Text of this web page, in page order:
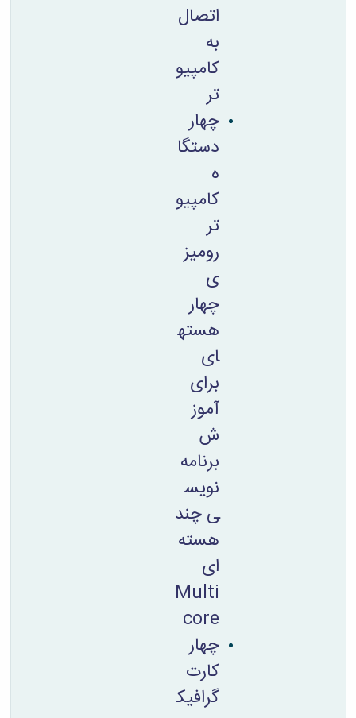
اتصال
به
کامپیو
تر
چهار
دستگا
ه
کامپیو
تر
رومیز
ی
چهار
هسته
ای
برای
آموز
ش
برنامه
نویس
ی چند
هسته
ای
Multi
core
چهار
کارت
گرافیک